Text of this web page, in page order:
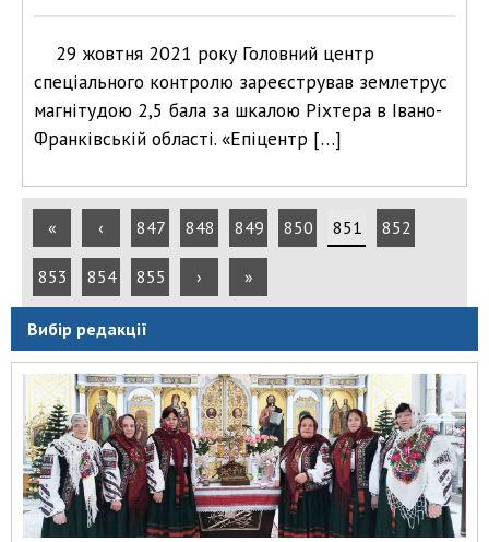
29 жовтня 2021 року Головний центр
спеціального контролю зареєстрував землетрус
магнітудою 2,5 бала за шкалою Ріхтера в Івано-
Франківській області. «Епіцентр […]
« ‹ 847 848 849 850 851 852
853 854 855 › »
Вибір редакції